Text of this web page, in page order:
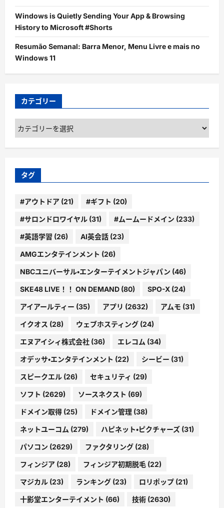
Windows is Quietly Sending Your App & Browsing
History to Microsoft #Shorts
Resumão Semanal: Barra Menor, Menu Livre e mais no
Windows 11
カテゴリー
カ
テ
ゴ
ー
タグ
#アウトドア (21) #ギフト (20)
#サロンドロワイヤル (31) #ムームードメイン (233)
#英語学習 (26) AI英会話 (23)
AMGエンタテインメント (26)
NBCユニバーサル・エンターテイメントジャパン (46)
SKE48 LIVE！！ ON DEMAND (80) SPO-X (24)
アイアールティー (35) アプリ (2632) アムモ (31)
イクオス (28) ウェブホスティング (24)
エヌアイシィ株式会社 (36) エレコム (34)
オデッサ・エンタテインメント (22) シービー (31)
スピークエル (26) セキュリティ (29)
ソフト (2629) ソースネクスト (69)
ドメイン取得 (25) ドメイン管理 (38)
ネットユーコム (279) ハピネット・ピクチャーズ (31)
パソコン (2629) ファクタリング (28)
フィンジア (28) フィンジア初期脱毛 (22)
マジカル (23) ランキング (23) ロリポップ (21)
十影堂エンターテイメント (66) 技術 (2630)